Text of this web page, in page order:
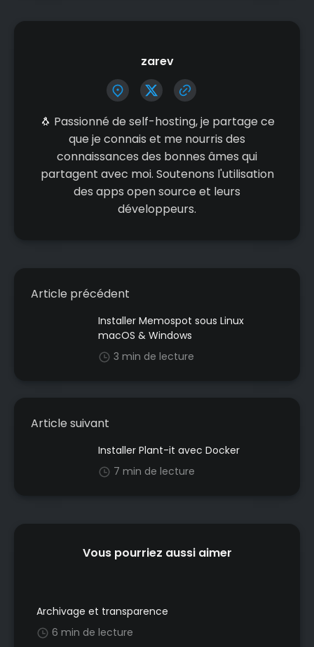
zarev
🐧 Passionné de self-hosting, je partage ce
que je connais et me nourris des
connaissances des bonnes âmes qui
partagent avec moi. Soutenons l'utilisation
des apps open source et leurs
développeurs.
Article précédent
Installer Memospot sous Linux
macOS & Windows
3 min de lecture
Article suivant
Installer Plant-it avec Docker
7 min de lecture
Vous pourriez aussi aimer
Archivage et transparence
6 min de lecture